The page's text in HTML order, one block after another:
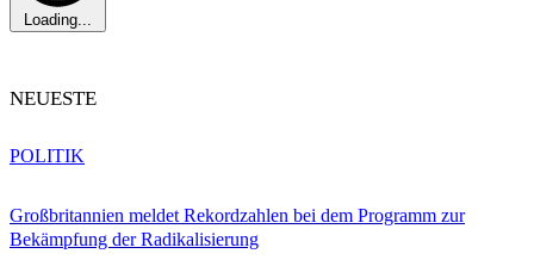
Loading...
NEUESTE
Großbritannien meldet Rekordzahlen bei dem Programm zur
Bekämpfung der Radikalisierung
POLITIK